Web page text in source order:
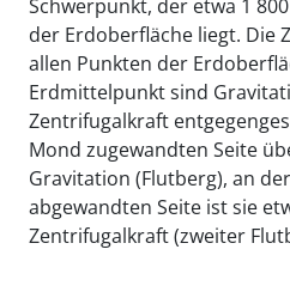
Schwerpunkt, der etwa 1
der Erdoberfläche liegt. Die
allen Punkten der
Erdmittelpunkt sind
Zentrifugalkraft
Mond zugewandten Seite
Gravitation (Flutberg), an
abgewandten Seite ist sie
Zentrifugalkraft (zweiter